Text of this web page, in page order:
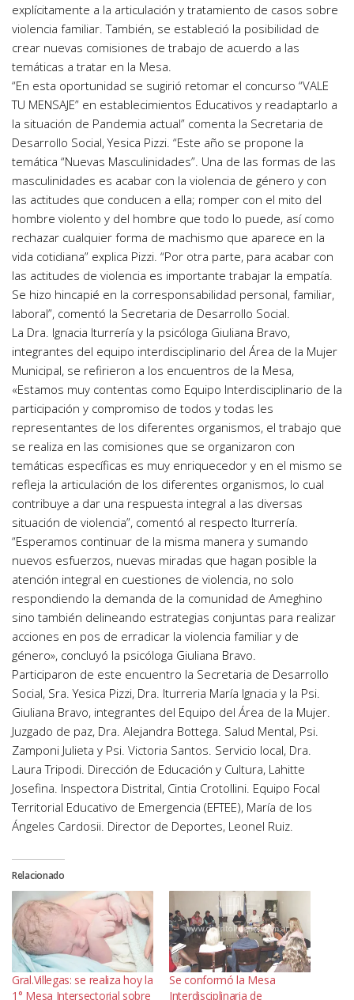
explícitamente a la articulación y tratamiento de casos sobre
violencia familiar. También, se estableció la posibilidad de
crear nuevas comisiones de trabajo de acuerdo a las
temáticas a tratar en la Mesa.
“En esta oportunidad se sugirió retomar el concurso “VALE
TU MENSAJE” en establecimientos Educativos y readaptarlo a
la situación de Pandemia actual” comenta la Secretaria de
Desarrollo Social, Yesica Pizzi. “Este año se propone la
temática “Nuevas Masculinidades”. Una de las formas de las
masculinidades es acabar con la violencia de género y con
las actitudes que conducen a ella; romper con el mito del
hombre violento y del hombre que todo lo puede, así como
rechazar cualquier forma de machismo que aparece en la
vida cotidiana” explica Pizzi. “Por otra parte, para acabar con
las actitudes de violencia es importante trabajar la empatía.
Se hizo hincapié en la corresponsabilidad personal, familiar,
laboral”, comentó la Secretaria de Desarrollo Social.
La Dra. Ignacia Iturrería y la psicóloga Giuliana Bravo,
integrantes del equipo interdisciplinario del Área de la Mujer
Municipal, se refirieron a los encuentros de la Mesa,
«Estamos muy contentas como Equipo Interdisciplinario de la
participación y compromiso de todos y todas les
representantes de los diferentes organismos, el trabajo que
se realiza en las comisiones que se organizaron con
temáticas específicas es muy enriquecedor y en el mismo se
refleja la articulación de los diferentes organismos, lo cual
contribuye a dar una respuesta integral a las diversas
situación de violencia”, comentó al respecto Iturrería.
“Esperamos continuar de la misma manera y sumando
nuevos esfuerzos, nuevas miradas que hagan posible la
atención integral en cuestiones de violencia, no solo
respondiendo la demanda de la comunidad de Ameghino
sino también delineando estrategias conjuntas para realizar
acciones en pos de erradicar la violencia familiar y de
género», concluyó la psicóloga Giuliana Bravo.
Participaron de este encuentro la Secretaria de Desarrollo
Social, Sra. Yesica Pizzi, Dra. Iturreria María Ignacia y la Psi.
Giuliana Bravo, integrantes del Equipo del Área de la Mujer.
Juzgado de paz, Dra. Alejandra Bottega. Salud Mental, Psi.
Zamponi Julieta y Psi. Victoria Santos. Servicio local, Dra.
Laura Tripodi. Dirección de Educación y Cultura, Lahitte
Josefina. Inspectora Distrital, Cintia Crotollini. Equipo Focal
Territorial Educativo de Emergencia (EFTEE), María de los
Ángeles Cardosii. Director de Deportes, Leonel Ruiz.
Relacionado
Gral.Villegas: se realiza hoy la
1° Mesa Intersectorial sobre
Se conformó la Mesa
Interdisciplinaria de